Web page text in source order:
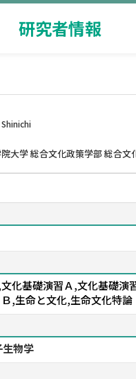
研究者情報
Shinichi
大学 総合文化政策学部 総合文
化基礎演習Ａ,文化基礎
,生命と文化,生命文化特
物学